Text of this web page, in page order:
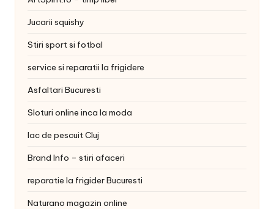
Jucarii squishy
Stiri sport si fotbal
service si reparatii la frigidere
Asfaltari Bucuresti
Sloturi online inca la moda
lac de pescuit Cluj
Brand Info – stiri afaceri
reparatie la frigider Bucuresti
Naturano magazin online